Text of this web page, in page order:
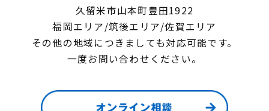
久留米市山本町豊田1922
福岡エリア/筑後エリア/佐賀エリア
その他の地域につきましても対応可能です。
一度お問い合わせください。